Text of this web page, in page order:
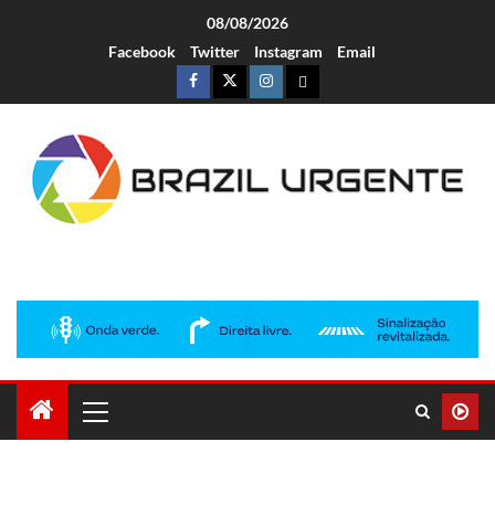
08/08/2026
Facebook
Twitter Instagram Email